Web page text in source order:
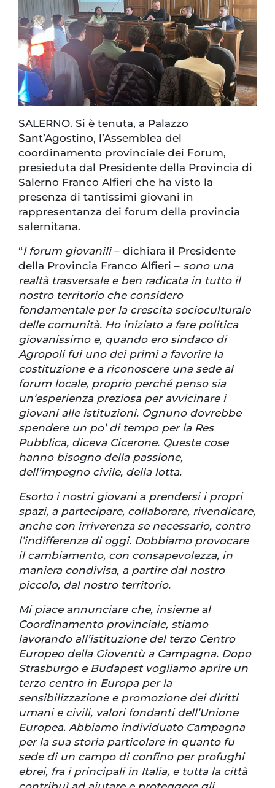
SALERNO. Si è tenuta, a Palazzo
Sant’Agostino, l’Assemblea del
coordinamento provinciale dei Forum,
presieduta dal Presidente della Provincia di
Salerno Franco Alfieri che ha visto la
presenza di tantissimi giovani in
rappresentanza dei forum della provincia
salernitana.
“I forum giovanili– dichiara il Presidente
della Provincia Franco Alfieri – sono una
realtà trasversale e ben radicata in tutto il
nostro territorio che considero
fondamentale per la crescita socioculturale
delle comunità. Ho iniziato a fare politica
giovanissimo e, quando ero sindaco di
Agropoli fui uno dei primi a favorire la
costituzione e a riconoscere una sede al
forum locale, proprio perché penso sia
un’esperienza preziosa per avvicinare i
giovani alle istituzioni. Ognuno dovrebbe
spendere un po’ di tempo per la Res
Pubblica, diceva Cicerone. Queste cose
hanno bisogno della passione,
dell’impegno civile, della lotta.
Esorto i nostri giovani a prendersi i propri
spazi, a partecipare, collaborare, rivendicare,
anche con irriverenza se necessario, contro
l’indifferenza di oggi. Dobbiamo provocare
il cambiamento, con consapevolezza, in
maniera condivisa, a partire dal nostro
piccolo, dal nostro territorio.
Mi piace annunciare che, insieme al
Coordinamento provinciale, stiamo
lavorando all’istituzione del terzo Centro
Europeo della Gioventù a Campagna. Dopo
Strasburgo e Budapest vogliamo aprire un
terzo centro in Europa per la
sensibilizzazione e promozione dei diritti
umani e civili, valori fondanti dell’Unione
Europea. Abbiamo individuato Campagna
per la sua storia particolare in quanto fu
sede di un campo di confino per profughi
ebrei, fra i principali in Italia, e tutta la città